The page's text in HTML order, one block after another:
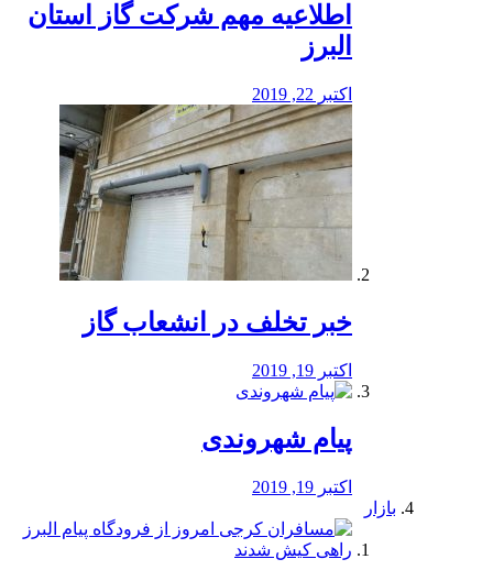
️اطلاعیه مهم شرکت گاز استان
البرز
اکتبر 22, 2019
خبر تخلف در انشعاب گاز
اکتبر 19, 2019
پیام شهروندی
اکتبر 19, 2019
بازار